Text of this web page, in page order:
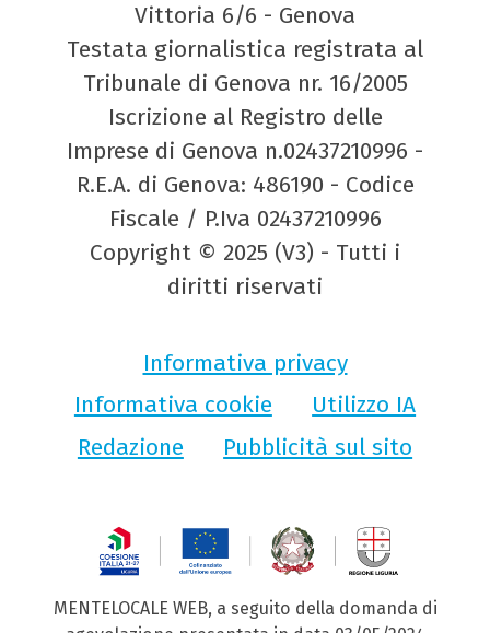
Vittoria 6/6 - Genova
Testata giornalistica registrata al
Tribunale di Genova nr. 16/2005
Iscrizione al Registro delle
Imprese di Genova n.02437210996 -
R.E.A. di Genova: 486190 - Codice
Fiscale / P.Iva 02437210996
Copyright © 2025 (V3) - Tutti i
diritti riservati
Informativa privacy
Informativa cookie
Utilizzo IA
Redazione
Pubblicità sul sito
MENTELOCALE WEB, a seguito della domanda di